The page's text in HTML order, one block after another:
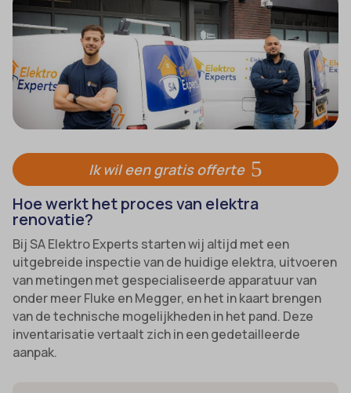
Ik wil een gratis offerte
Hoe werkt het proces van elektra
renovatie?
Bij SA Elektro Experts starten wij altijd met een
uitgebreide inspectie van de huidige elektra, uitvoeren
van metingen met gespecialiseerde apparatuur van
onder meer Fluke en Megger, en het in kaart brengen
van de technische mogelijkheden in het pand. Deze
inventarisatie vertaalt zich in een gedetailleerde
aanpak.